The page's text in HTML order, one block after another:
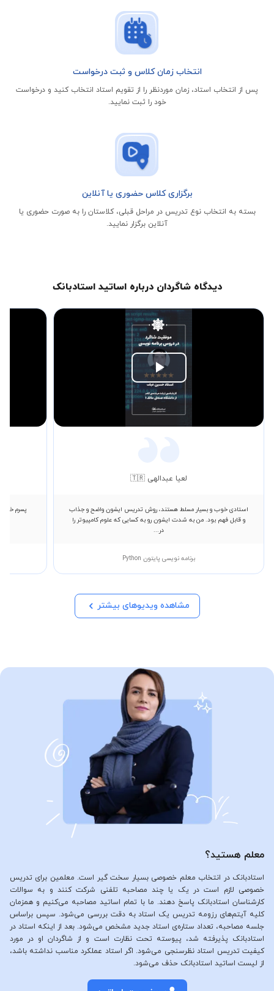
انتخاب زمان کلاس و ثبت درخواست
پس از انتخاب استاد، زمان موردنظر را از تقویم استاد انتخاب کنید و درخواست
خود را ثبت نمایید.
برگزاری کلاس حضوری یا آنلاین
بسته به انتخاب نوع تدریس در مراحل قبلی، کلاستان را به صورت حضوری یا
آنلاین برگزار نمایید.
دیدگاه شاگردان درباره اساتید استادبانک
Play
Video
لعیا عبدالهی 🇹🇷
استادی خوب و بسیار مسلط هستند، روش تدریس ایشون واضح و جذاب
و قابل فهم بود. من به شدت ایشون رو به کسایی که علوم کامپیوتر را
در...
برنامه نویسی پایتون Python
پسرم
مشاهده ویدیوهای بیشتر
معلم هستید؟
استادبانک در انتخاب معلم خصوصی بسیار سخت گیر است. معلمین برای تدریس
خصوصی لازم است در یک یا چند مصاحبه تلفنی شرکت کنند و به سوالات
کارشناسان استادبانک پاسخ دهند. ما با تمام اساتید مصاحبه می‌کنیم و همزمان
کلیه آیتم‌های رزومه تدریس یک استاد به دقت بررسی می‌شود. سپس براساس
جلسه مصاحبه، تعداد ستاره‌ی استاد جدید مشخص می‌شود. بعد از اینکه استاد در
استادبانک پذیرفته شد، پیوسته تحت نظارت است و از شاگردان او در مورد
کیفیت تدریس استاد نظرسنجی می‌شود. اگر استاد عملکرد مناسب نداشته باشد،
از لیست اساتید استادبانک حذف می‌شود.